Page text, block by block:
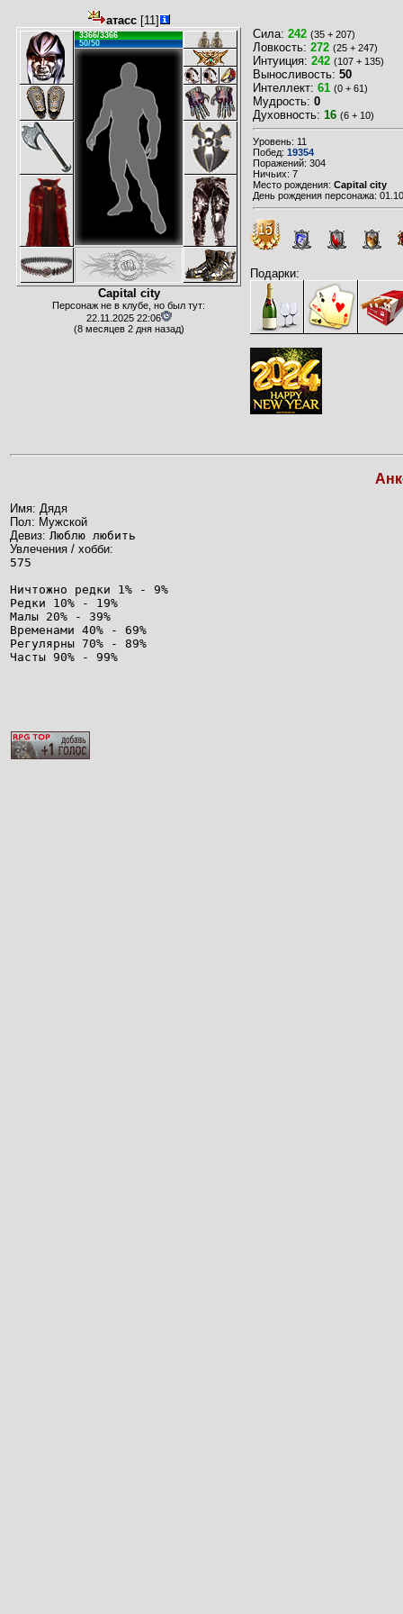
атасс[11]
3366/3366
50/50
Capital city
Персонаж не в клубе, но был тут:
22.11.2025 22:06
(8 месяцев 2 дня назад)
Сила: 242 (35 + 207)
Ловкость: 272 (25 + 247)
Интуиция: 242 (107 + 135)
Выносливость: 50
Интеллект: 61 (0 + 61)
Мудрость: 0
Духовность: 16 (6 + 10)
Уровень: 11
Побед: 19354
Поражений: 304
Ничьих: 7
Место рождения: Capital city
День рождения персонажа:
Подарки:
Имя: Дядя
Пол: Мужской
Девиз: Люблю любить
Увлечения / хобби:
575
Ничтожно редки 1% - 9%
Редки 10% - 19%
Малы 20% - 39%
Временами 40% - 69%
Регулярны 70% - 89%
Часты 90% - 99%